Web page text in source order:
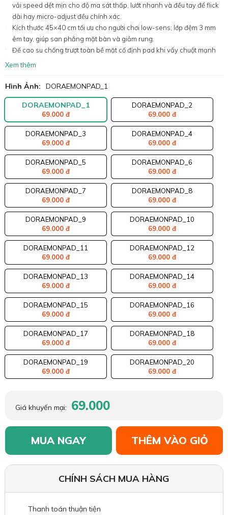
vải speed dệt mịn cho độ ma sát thấp, lướt nhanh và đều tay để flick
dài hay micro-adjust đều chính xác.
Kích thước 45×40 cm tối ưu cho người chơi low-sens; lớp đệm 3 mm
êm tay, giúp san phẳng mặt bàn và giảm rung.
Đế cao su chống trượt toàn bề mặt cố định pad khi vẩy chuột mạnh
Xem thêm
Hình Ảnh: DORAEMONPAD_1
DORAEMONPAD_1
69.000 đ
DORAEMONPAD_2
69.000 đ
DORAEMONPAD_3
69.000 đ
DORAEMONPAD_4
69.000 đ
DORAEMONPAD_5
69.000 đ
DORAEMONPAD_6
69.000 đ
DORAEMONPAD_7
69.000 đ
DORAEMONPAD_8
69.000 đ
DORAEMONPAD_9
69.000 đ
DORAEMONPAD_10
69.000 đ
DORAEMONPAD_11
69.000 đ
DORAEMONPAD_12
69.000 đ
DORAEMONPAD_13
69.000 đ
DORAEMONPAD_14
69.000 đ
DORAEMONPAD_15
69.000 đ
DORAEMONPAD_16
69.000 đ
DORAEMONPAD_17
69.000 đ
DORAEMONPAD_18
69.000 đ
DORAEMONPAD_19
69.000 đ
DORAEMONPAD_20
69.000 đ
Giá khuyến mại: 69.000
MUA NGAY THÊM VÀO GIỎ
CHÍNH SÁCH MUA HÀNG
Thanh toán thuận tiện